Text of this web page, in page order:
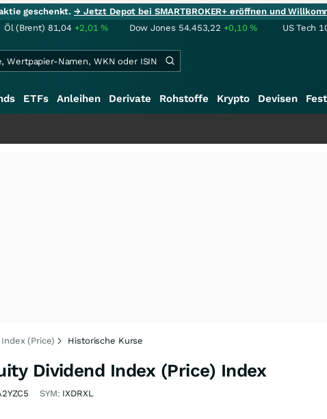
geschenkt.→ Jetzt Depot bei SMARTBROKER+ eröffnen und
Öl (Brent) 81,04 +2,01% Dow Jones 54.453,22 +0,10% US Tech
ETFs Anleihen Derivate Rohstoffe Krypto Devisen
(Price) Historische Kurse
Dividend Index (Price) Index
SYM: IXDRXL